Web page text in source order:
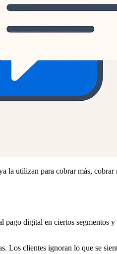
la utilizan para cobrar más,
digital en ciertos segmentos
Los clientes ignoran lo que se